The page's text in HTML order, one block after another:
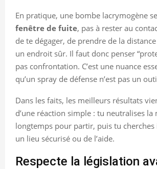
En pratique, une bombe lacrymogène
fenêtre de fuite, pas à rester au
de te dégager, de prendre de la
un endroit sûr. Il faut donc penser
pas confrontation. C’est une nuance
qu’un spray de défense n’est pas un
Dans les faits, les meilleurs résultats
d’une réaction simple : tu neutralises la
longtemps pour partir, puis tu
un lieu sécurisé ou de l’aide.
Respecte la législation